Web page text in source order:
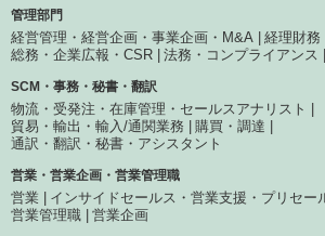
管理部門
経営管理・経営企画・事業企画・M&A 経理財務
総務・企業広報・CSR
法務・コンプライアンス
SCM・事務・秘書・翻訳
物流・受発注・在庫管理・セールスアナリスト
貿易・輸出・輸入/通関業務
購買・調達
通訳・翻訳・秘書・アシスタント
営業・営業企画・営業管理職
営業 インサイドセールス・営業支援・プリセー
営業管理職
営業企画